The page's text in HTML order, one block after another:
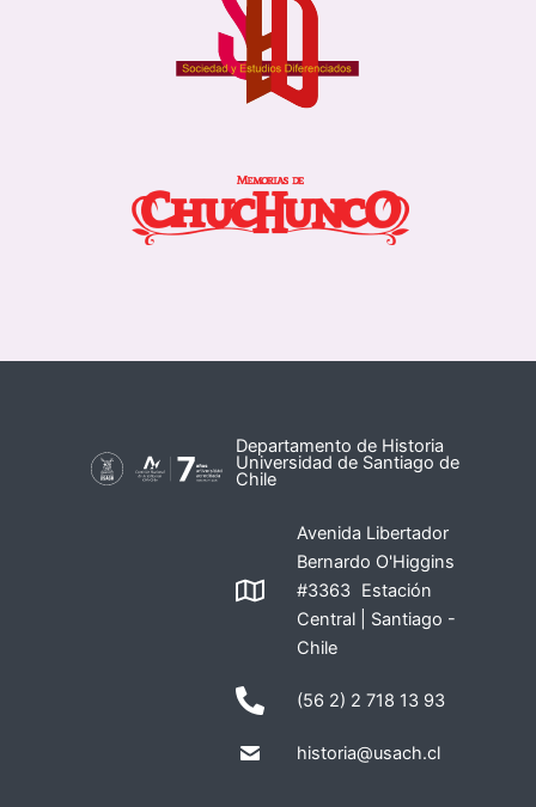
Departamento de Historia
Universidad de Santiago de
Chile
Avenida Libertador
Bernardo O'Higgins
#3363 Estación
Central | Santiago -
Chile
(56 2) 2 718 13 93
historia@usach.cl